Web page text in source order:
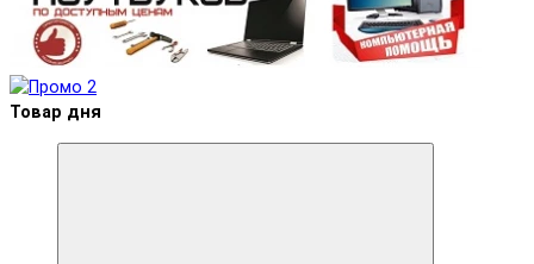
Товар дня